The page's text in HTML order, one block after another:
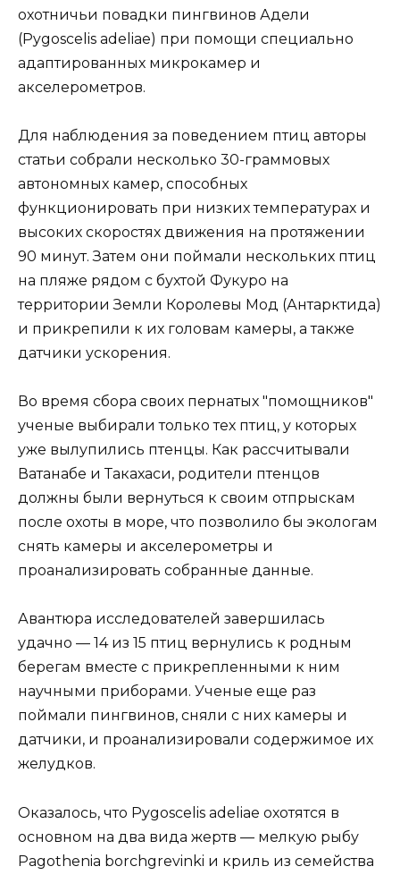
охотничьи повадки пингвинов Адели
(Pygoscelis adeliae) при помощи специально
адаптированных микрокамер и
акселерометров.
Для наблюдения за поведением птиц авторы
статьи собрали несколько 30-граммовых
автономных камер, способных
функционировать при низких температурах и
высоких скоростях движения на протяжении
90 минут. Затем они поймали нескольких птиц
на пляже рядом с бухтой Фукуро на
территории Земли Королевы Мод (Антарктида)
и прикрепили к их головам камеры, а также
датчики ускорения.
Во время сбора своих пернатых "помощников"
ученые выбирали только тех птиц, у которых
уже вылупились птенцы. Как рассчитывали
Ватанабе и Такахаси, родители птенцов
должны были вернуться к своим отпрыскам
после охоты в море, что позволило бы экологам
снять камеры и акселерометры и
проанализировать собранные данные.
Авантюра исследователей завершилась
удачно — 14 из 15 птиц вернулись к родным
берегам вместе с прикрепленными к ним
научными приборами. Ученые еще раз
поймали пингвинов, сняли с них камеры и
датчики, и проанализировали содержимое их
желудков.
Оказалось, что Pygoscelis adeliae охотятся в
основном на два вида жертв — мелкую рыбу
Pagothenia borchgrevinki и криль из семейства